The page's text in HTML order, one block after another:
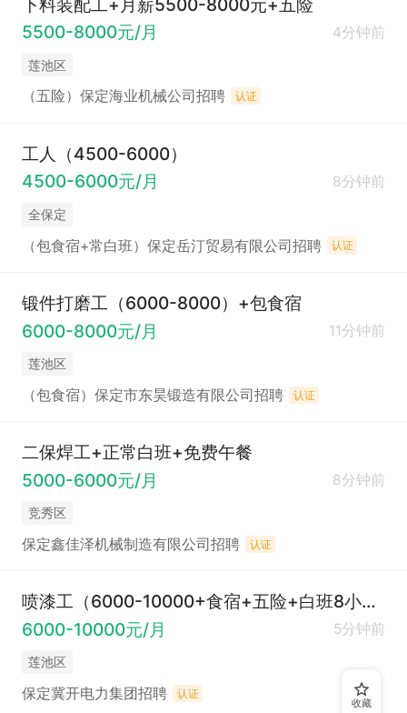
5500-8000元/月
4分钟前
莲池区
（五险）保定海业机械公司招聘 认证
工人（4500-6000）
4500-6000元/月
8分钟前
全保定
（包食宿+常白班）保定岳汀贸易有限公司招聘 认证
锻件打磨工（6000-8000）+包食宿
6000-8000元/月
11分钟前
莲池区
（包食宿）保定市东昊锻造有限公司招聘 认证
二保焊工+正常白班+免费午餐
5000-6000元/月
8分钟前
竞秀区
保定鑫佳泽机械制造有限公司招聘 认证
喷漆工（6000-10000+食宿+五险+白班8小时）
6000-10000元/月
5分钟前
莲池区
保定冀开电力集团招聘 认证
收藏